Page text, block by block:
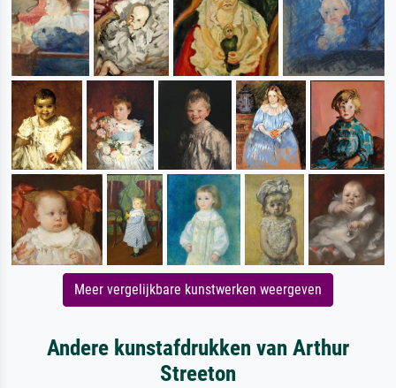
Meer vergelijkbare kunstwerken weergeven
Andere kunstafdrukken van Arthur
Streeton